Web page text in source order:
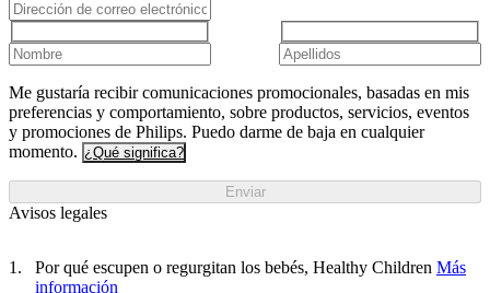
Me gustaría recibir comunicaciones promocionales, basadas en mis
preferencias y comportamiento, sobre productos, servicios, eventos
y promociones de Philips. Puedo darme de baja en cualquier
momento. ¿Qué significa?
Enviar
Avisos legales
Por qué escupen o regurgitan los bebés, Healthy Children Más
información